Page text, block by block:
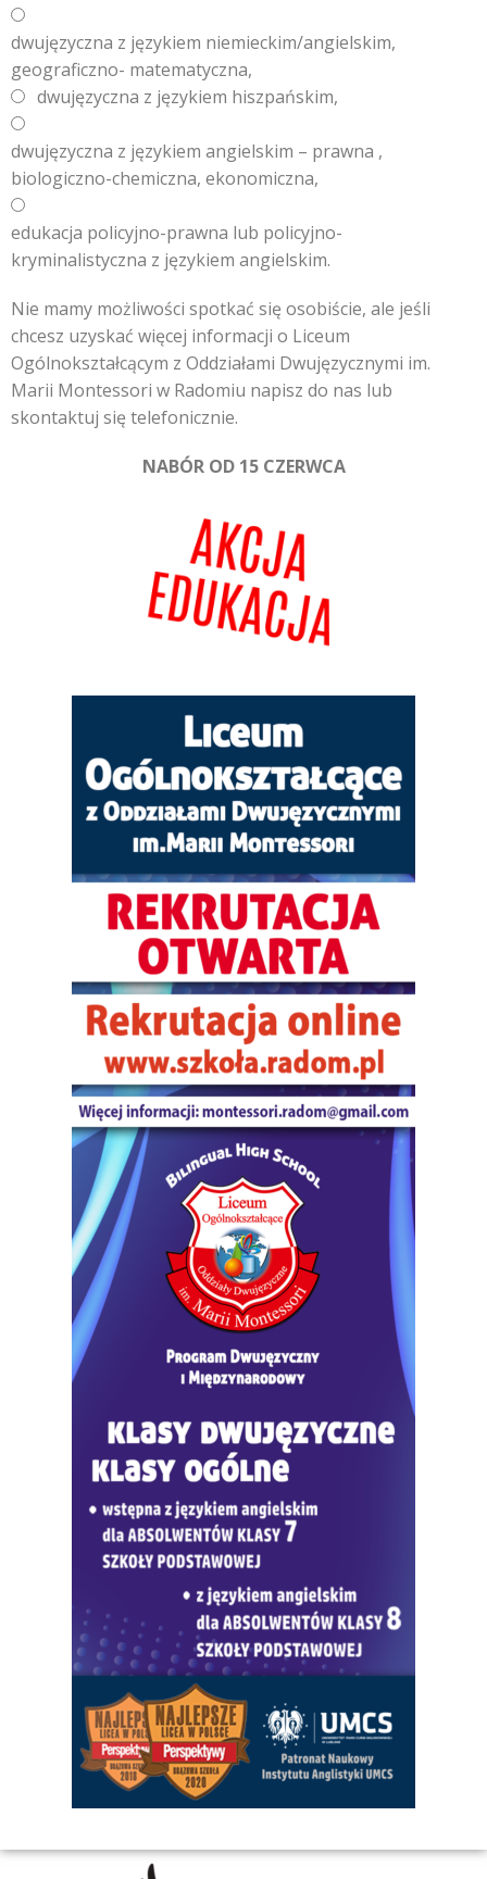
dwujęzyczna z językiem niemieckim/angielskim,
geograficzno- matematyczna,
dwujęzyczna z językiem hiszpańskim,
dwujęzyczna z językiem angielskim – prawna ,
biologiczno-chemiczna, ekonomiczna,
edukacja policyjno-prawna lub policyjno-
kryminalistyczna z językiem angielskim.
Nie mamy możliwości spotkać się osobiście, ale jeśli
chcesz uzyskać więcej informacji o Liceum
Ogólnokształcącym z Oddziałami Dwujęzycznymi im.
Marii Montessori w Radomiu napisz do nas lub
skontaktuj się telefonicznie.
NABÓR OD 15 CZERWCA